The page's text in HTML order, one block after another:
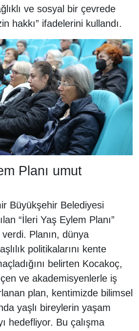
ve sosyal bir çevrede
hakkı” ifadelerini kullandı.
Planı umut
Büyükşehir Belediyesi
“İleri Yaş Eylem Planı”
verdi. Planın, dünya
politikalarını kente
belirten Kocakoç,
ve akademisyenlerle iş
plan, kentimizde bilimsel
yaşlı bireylerin yaşam
hedefliyor. Bu çalışma